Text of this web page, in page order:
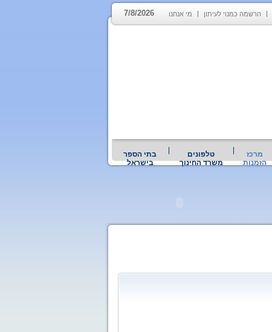
הרשמה כמנוי לעיתון מי אנחנו 7/8/2026
מרכז
הזמנות
טלפונים
משרד החינוך
בתי הספר
בישראל